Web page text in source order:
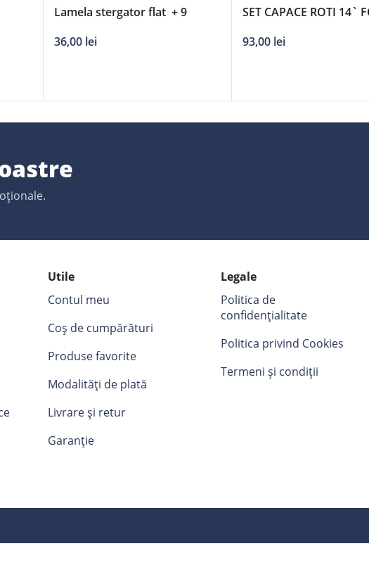
Lamela stergator flat + 9
36,00 lei
SET CAPACE ROTI 14`
93,00 lei
Utile
Contul meu
Coș de cumpărături
Produse favorite
Modalități de plată
Livrare și retur
Garanție
Legale
Politica de
confidențialitate
Politica privind Cookies
Termeni și condiții